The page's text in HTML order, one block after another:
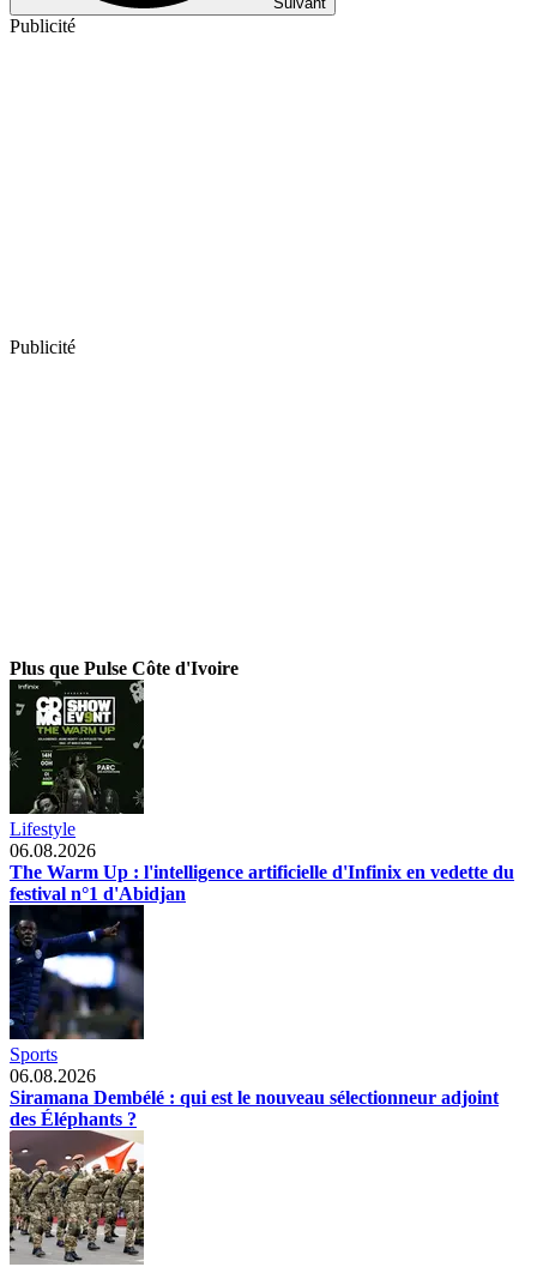
Publicité
Publicité
Plus que Pulse Côte d'Ivoire
Lifestyle
06.08.2026
The Warm Up : l'intelligence artificielle d'Infinix en vedette du
festival n°1 d'Abidjan
Sports
06.08.2026
Siramana Dembélé : qui est le nouveau sélectionneur adjoint
des Éléphants ?